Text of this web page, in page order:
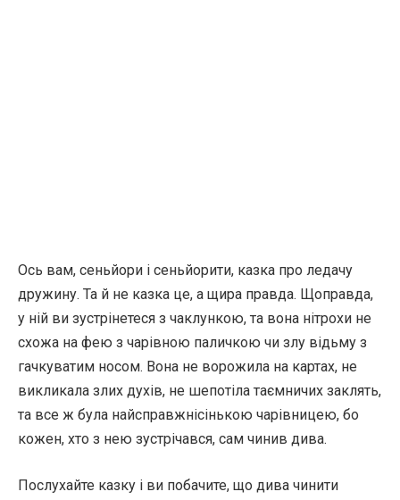
Ось вам, сеньйори і сеньйорити, казка про ледачу
дружину. Та й не казка це, а щира правда. Щоправда,
у ній ви зустрінетеся з чаклункою, та вона нітрохи не
схожа на фею з чарівною паличкою чи злу відьму з
гачкуватим носом. Вона не ворожила на картах, не
викликала злих духів, не шепотіла таємничих заклять,
та все ж була найсправжнісінькою чарівницею, бо
кожен, хто з нею зустрічався, сам чинив дива.
Послухайте казку і ви побачите, що дива чинити